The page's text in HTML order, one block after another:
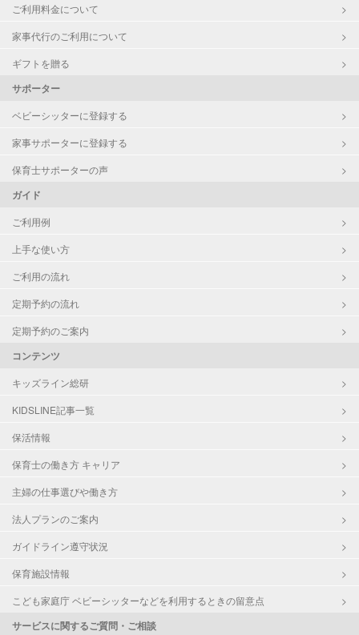
ご利用料金について
家事代行のご利用について
ギフトを贈る
サポーター
ベビーシッターに登録する
家事サポーターに登録する
保育士サポーターの声
ガイド
ご利用例
上手な使い方
ご利用の流れ
定期予約の流れ
定期予約のご案内
コンテンツ
キッズライン総研
KIDSLINE記事一覧
保活情報
保育士の働き方 キャリア
主婦の仕事選びや働き方
法人プランのご案内
ガイドライン遵守状況
保育施設情報
こども家庭庁 ベビーシッターなどを利用するときの留意点
サービスに関するご質問・ご相談